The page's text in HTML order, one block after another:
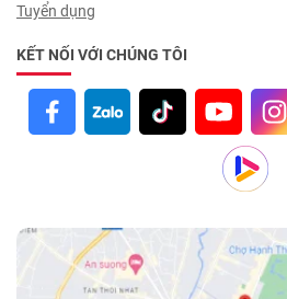
Tuyển dụng
KẾT NỐI VỚI CHÚNG TÔI